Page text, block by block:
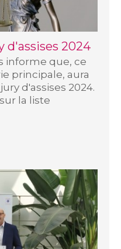
d'assises 2024
informe que, ce
principale, aura
d'assises 2024.
la liste